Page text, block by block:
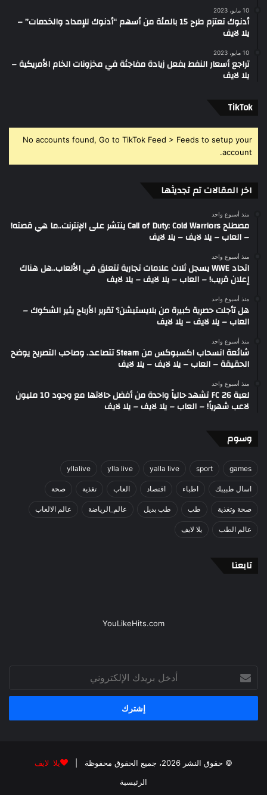
10 مايو، 2023
أدنوك تعتزم طرح 15 بالمئة من أسهم “أدنوك للإمداد والخدمات” –
يلا لايف
10 مايو، 2023
تراجع أسعار النفط بفعل زيادة مفاجئة في مخزونات الخام الأمريكية –
يلا لايف
‫TikTok
No accounts found, Go to TikTok Feed > Feeds to setup your
account.
اخر المقالات تم تجديثها
منذ أسبوع واحد
مصطلح Call of Duty: Cold Warriors ينتشر على الإنترنت..ما هي قصته!
– العاب – يلا لايف – يلا لايف
منذ أسبوع واحد
اتحاد WWE يسجل ثلاث علامات تجارية تتعلق في الألعاب..هل هناك
إعلان قريب! – العاب – يلا لايف – يلا لايف
منذ أسبوع واحد
هل تأجلت حصرية كبيرة من بلايستيشن؟ تقرير الأرباح يثير الشكوك –
العاب – يلا لايف – يلا لايف
منذ أسبوع واحد
شائعة انسحاب اكسبوكس من Steam تتصاعد.. وصاحب التصريح يوضح
الحقيقة – العاب – يلا لايف – يلا لايف
منذ أسبوع واحد
لعبة FC 26 تشهد حالياً واحدة من أفضل حالاتها مع وجود 10 مليون
لاعب شهرياً! – العاب – يلا لايف – يلا لايف
وسوم
games
sport
yalla live
ylla live
yllalive
اسال طبيبك اطباء اقتصاد العاب تغذية صحة
صحة وتغذية طب طب بديل عالم_الرياضة عالم الالعاب
عالم الطب يلا لايف
تابعنا
YouLikeHits.com
بريدك
الإلكتروني
© حقوق النشر 2026، جميع الحقوق محفوظة | يلا لايف
الرئيسية